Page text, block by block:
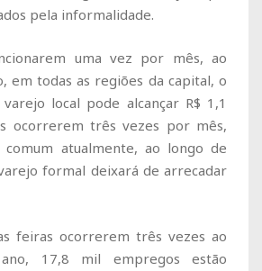
pela informalidade.
uma vez por mês, ao
em todas as regiões da capital, o
local pode alcançar R$ 1,1
ocorrerem três vezes por mês,
comum atualmente, ao longo de
formal deixará de arrecadar
feiras ocorrerem três vezes ao
17,8 mil empregos estão